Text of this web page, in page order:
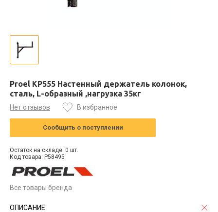
Proel KP555 Настенный держатель колонок,
сталь, L-образный ,нагрузка 35кг
Нет отзывов В избранное
Сообщить о поступлении
Остаток на складе: 0 шт.
Код товара: P58495
Все товары бренда
ОПИСАНИЕ